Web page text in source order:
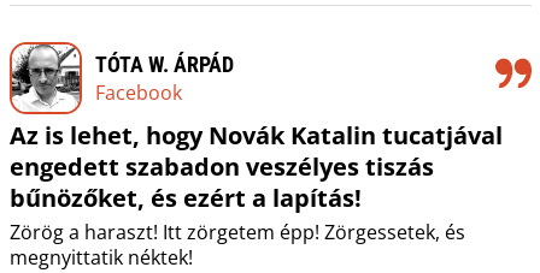
TÓTA W. ÁRPÁD
Facebook
Az is lehet, hogy Novák Katalin tucatjával
engedett szabadon veszélyes tiszás
bűnözőket, és ezért a lapítás!
Zörög a haraszt! Itt zörgetem épp! Zörgessetek, és
megnyittatik néktek!